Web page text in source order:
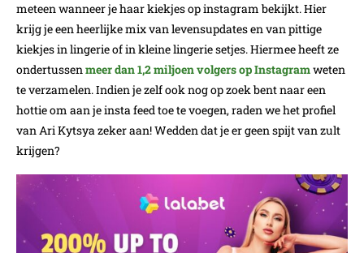
meteen wanneer je haar kiekjes op instagram bekijkt. Hier
krijg je een heerlijke mix van levensupdates en van pittige
kiekjes in lingerie of in kleine lingerie setjes. Hiermee heeft ze
ondertussenmeer dan 1,2 miljoen volgers op Instagramweten
te verzamelen. Indien je zelf ook nog op zoek bent naar een
hottie om aan je insta feed toe te voegen, raden we het profiel
van Ari Kytsya zeker aan! Wedden dat je er geen spijt van zult
krijgen?